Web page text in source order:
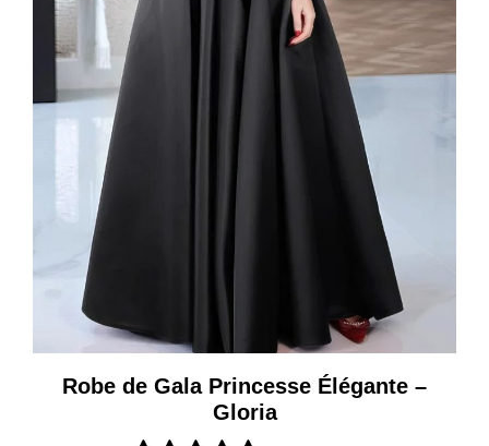
Robe de Gala Princesse Élégante –
Gloria